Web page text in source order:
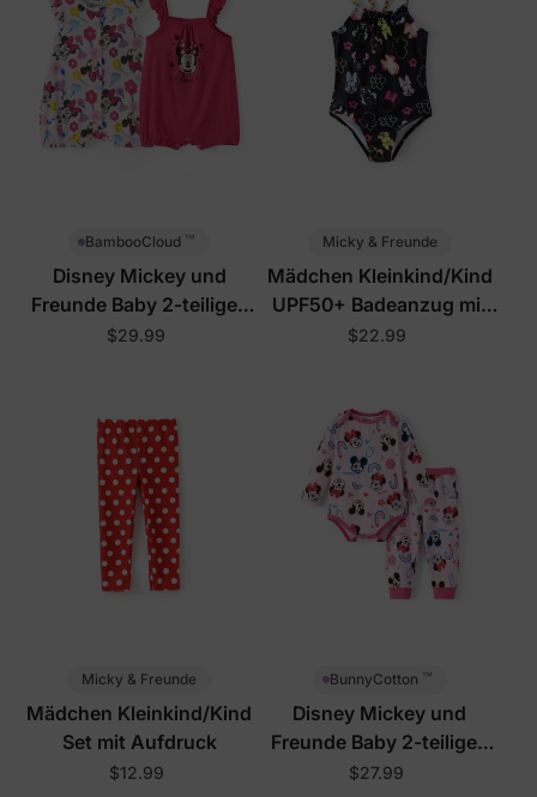
BambooCloud ™
Disney Mickey und
Freunde Baby 2-teiliges
Bodysuit-Set in Knallpink
$29.99
Micky & Freunde
Mädchen Kleinkind/Kind
UPF50+ Badeanzug mit
Blumenmuster Schwarz
$22.99
Micky & Freunde
Mädchen Kleinkind/Kind
Set mit Aufdruck
$12.99
BunnyCotton ™
Disney Mickey und
Freunde Baby 2-teiliges
Set Pink
$27.99